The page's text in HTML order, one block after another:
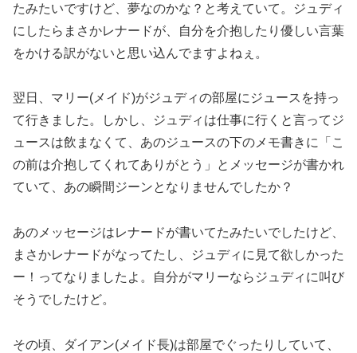
たみたいですけど、夢なのかな？と考えていて。ジュディ
にしたらまさかレナードが、自分を介抱したり優しい言葉
をかける訳がないと思い込んでますよねぇ。
翌日、マリー(メイド)がジュディの部屋にジュースを持っ
て行きました。しかし、ジュディは仕事に行くと言ってジ
ュースは飲まなくて、あのジュースの下のメモ書きに「こ
の前は介抱してくれてありがとう」とメッセージが書かれ
ていて、あの瞬間ジーンとなりませんでしたか？
あのメッセージはレナードが書いてたみたいでしたけど、
まさかレナードがなってたし、ジュディに見て欲しかった
ー！ってなりましたよ。自分がマリーならジュディに叫び
そうでしたけど。
その頃、ダイアン(メイド長)は部屋でぐったりしていて、